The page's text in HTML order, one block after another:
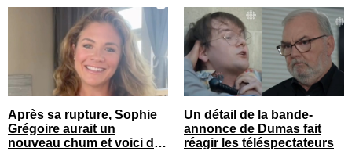
Après sa rupture, Sophie
Grégoire aurait un
nouveau chum et voici de
Un détail de la bande-
annonce de Dumas fait
réagir les téléspectateurs